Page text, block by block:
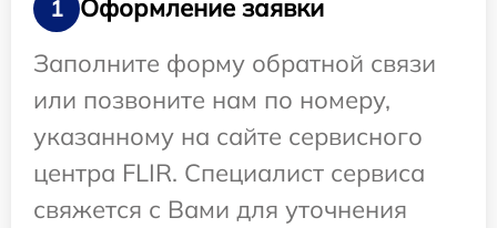
1
Оформление заявки
Заполните форму обратной связи
или позвоните нам по номеру,
указанному на сайте сервисного
центра FLIR. Специалист сервиса
свяжется с Вами для уточнения